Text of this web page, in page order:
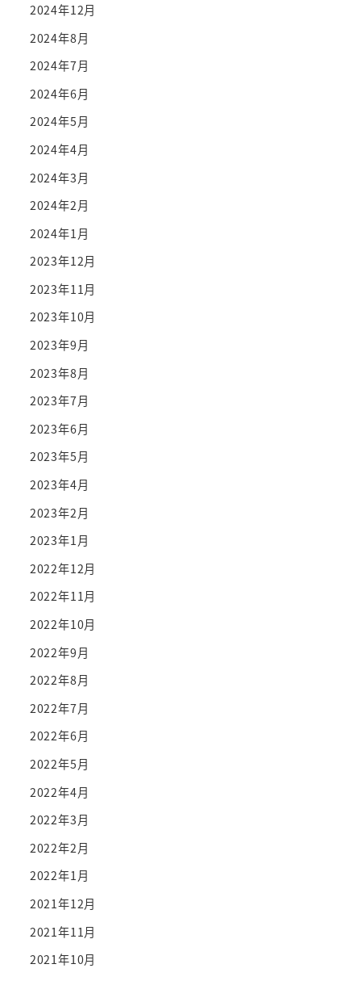
2024年12月
2024年8月
2024年7月
2024年6月
2024年5月
2024年4月
2024年3月
2024年2月
2024年1月
2023年12月
2023年11月
2023年10月
2023年9月
2023年8月
2023年7月
2023年6月
2023年5月
2023年4月
2023年2月
2023年1月
2022年12月
2022年11月
2022年10月
2022年9月
2022年8月
2022年7月
2022年6月
2022年5月
2022年4月
2022年3月
2022年2月
2022年1月
2021年12月
2021年11月
2021年10月